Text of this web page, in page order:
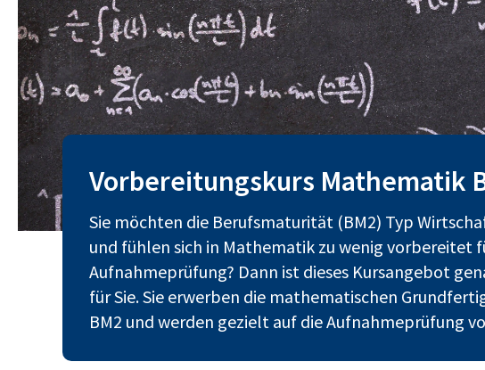
Vorbereitungskurs Mathematik
Sie möchten die Berufsmaturität (BM2) Typ
und fühlen sich in Mathematik zu wenig vorbereitet
Aufnahmeprüfung? Dann ist dieses Kursangebot
für Sie. Sie erwerben die mathematischen
BM2 und werden gezielt auf die Aufnahmeprüfung